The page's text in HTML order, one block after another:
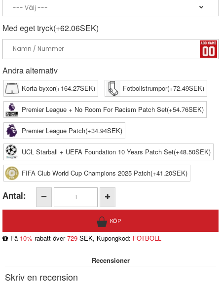
Med eget tryck(+62.06SEK)
Andra alternativ
Korta byxor(+164.27SEK) Fotbollstrumpor(+72.49SEK)
Premier League + No Room For Racism Patch Set(+54.76SEK)
Premier League Patch(+34.94SEK)
UCL Starball + UEFA Foundation 10 Years Patch Set(+48.50SEK)
FIFA Club World Cup Champions 2025 Patch(+41.20SEK)
Antal:
Få 10% rabatt över729 SEK, Kupongkod: FOTBOLL
Recensioner
Skriv en recension